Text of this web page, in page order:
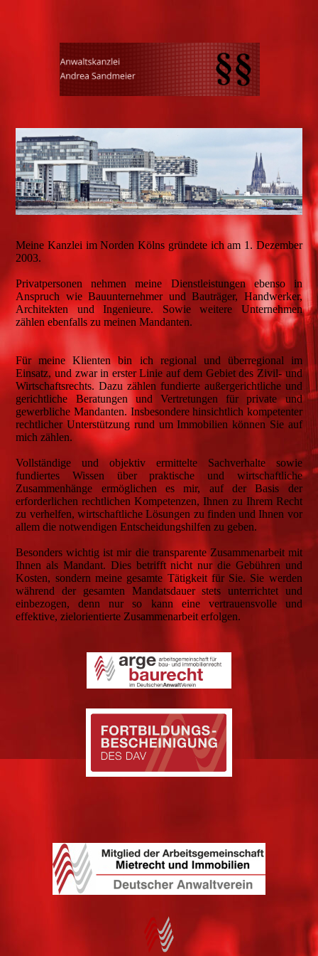
Meine Kanzlei im Norden Kölns gründete ich am 1. Dezember
2003.
Privatpersonen nehmen meine Dienstleistungen ebenso in
Anspruch wie Bauunternehmer und Bauträger, Handwerker,
Architekten und Ingenieure. Sowie weitere Unternehmen
zählen ebenfalls zu meinen Mandanten.
Für meine Klienten bin ich regional und überregional im
Einsatz, und zwar in erster Linie auf dem Gebiet des Zivil- und
Wirtschaftsrechts. Dazu zählen fundierte außergerichtliche und
gerichtliche Beratungen und Vertretungen für private und
gewerbliche Mandanten. Insbesondere hinsichtlich kompetenter
rechtlicher Unterstützung rund um Immobilien können Sie auf
mich zählen.
Vollständige und objektiv ermittelte Sachverhalte sowie
fundiertes Wissen über praktische und wirtschaftliche
Zusammenhänge ermöglichen es mir, auf der Basis der
erforderlichen rechtlichen Kompetenzen, Ihnen zu Ihrem Recht
zu verhelfen, wirtschaftliche Lösungen zu finden und Ihnen vor
allem die notwendigen Entscheidungshilfen zu geben.
Besonders wichtig ist mir die transparente Zusammenarbeit mit
Ihnen als Mandant. Dies betrifft nicht nur die Gebühren und
Kosten, sondern meine gesamte Tätigkeit für Sie. Sie werden
während der gesamten Mandatsdauer stets unterrichtet und
einbezogen, denn nur so kann eine vertrauensvolle und
effektive, zielorientierte Zusammenarbeit erfolgen.